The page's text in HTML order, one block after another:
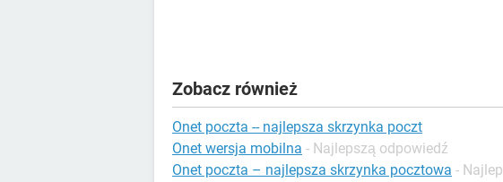
Zobacz również
Onet poczta -- najlepsza skrzynka poczt
Onet wersja mobilna - Najlepszą odpowiedź
Onet poczta – najlepsza skrzynka pocztowa -